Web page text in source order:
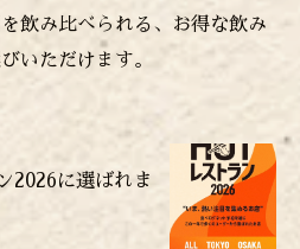
飲み比べられる、お得な飲み
いただけます。
2026に選ばれま